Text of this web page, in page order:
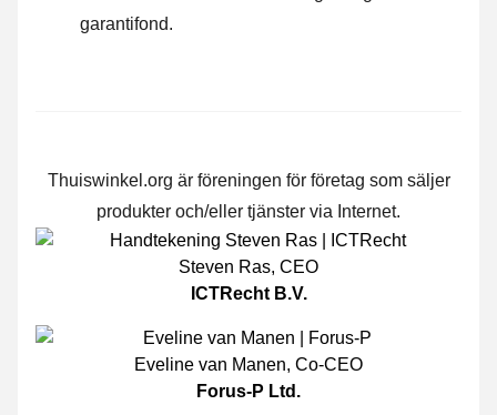
garantifond.
Thuiswinkel.org är föreningen för företag som säljer
produkter och/eller tjänster via Internet.
Steven Ras, CEO
ICTRecht B.V.
Eveline van Manen, Co-CEO
Forus-P Ltd.